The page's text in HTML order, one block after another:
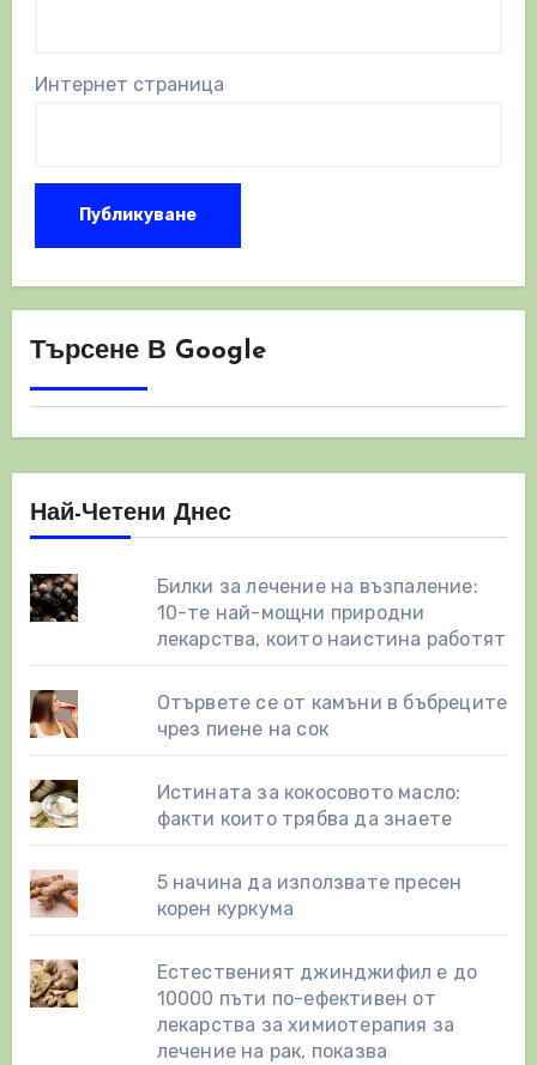
Интернет страница
Търсене В Google
Най-Четени Днес
Билки за лечение на възпаление:
10-те най-мощни природни
лекарства, които наистина работят
Отървете се от камъни в бъбреците
чрез пиене на сок
Истината за кокосовото масло:
факти които трябва да знаете
5 начина да използвате пресен
корен куркума
Естественият джинджифил е до
10000 пъти по-ефективен от
лекарства за химиотерапия за
лечение на рак, показва